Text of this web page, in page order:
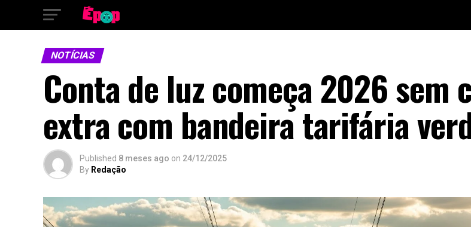
NOTÍCIAS
Conta de luz começa 2026 sem
extra com bandeira tarifária
Published 8 meses ago on 24/12/2025
By Redação